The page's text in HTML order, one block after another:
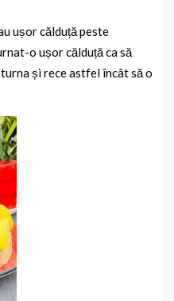
ușor călduță peste
o ușor călduță ca să
și rece astfel încât să o